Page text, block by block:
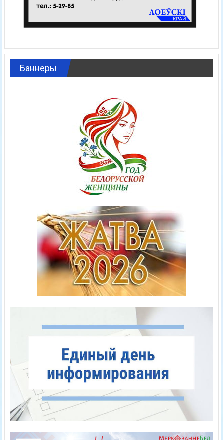
Баннеры